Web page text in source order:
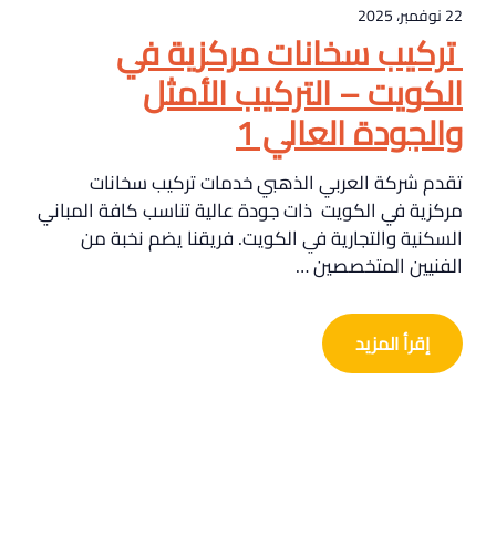
22 نوفمبر، 2025
تركيب سخانات مركزية في
الكويت – التركيب الأمثل
والجودة العالي 1
تقدم شركة العربي الذهبي خدمات تركيب سخانات
مركزية في الكويت ذات جودة عالية تناسب كافة المباني
السكنية والتجارية في الكويت. فريقنا يضم نخبة من
الفنيين المتخصصين …
إقرأ المزيد